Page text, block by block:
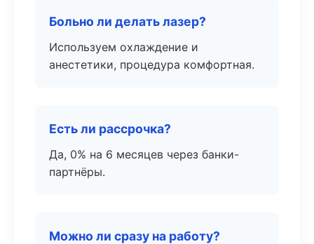
Больно ли делать лазер?
Используем охлаждение и
анестетики, процедура комфортная.
Есть ли рассрочка?
Да, 0% на 6 месяцев через банки-
партнёры.
Можно ли сразу на работу?